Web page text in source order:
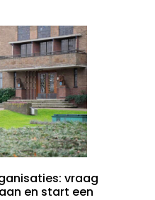
vraag
en start een